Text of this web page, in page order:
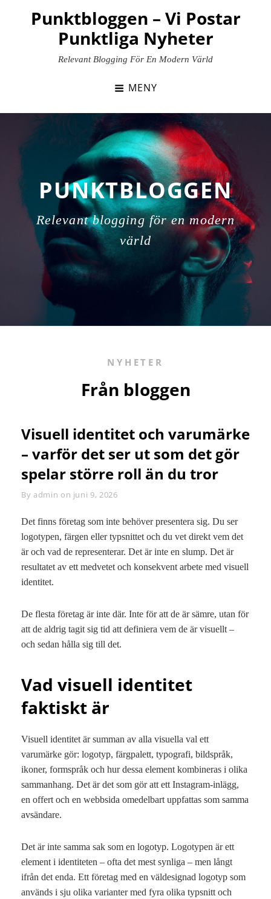
Punktbloggen – Vi Postar
Punktliga Nyheter
Relevant Blogging För En Modern Värld
MENY
PUNKTBLOGGEN
Relevant blogging för en modern
värld
NYHETER
Från bloggen
Visuell identitet och varumärke
– varför det ser ut som det gör
spelar större roll än du tror
By Byline
admin on juni 9, 2026
Det finns företag som inte behöver presentera sig. Du ser
logotypen, färgen eller typsnittet och du vet direkt vem det
är och vad de representerar. Det är inte en slump. Det är
resultatet av ett medvetet och konsekvent arbete med visuell
identitet.
De flesta företag är inte där. Inte för att de är sämre, utan för
att de aldrig tagit sig tid att definiera vem de är visuellt –
och sedan hålla sig till det.
Vad visuell identitet
faktiskt är
Visuell identitet är summan av alla visuella val ett
varumärke gör: logotyp, färgpalett, typografi, bildspråk,
ikoner, formspråk och hur dessa element kombineras i olika
sammanhang. Det är det som gör att ett Instagram-inlägg,
en offert och en webbsida omedelbart uppfattas som samma
avsändare.
Det är inte samma sak som en logotyp. Logotypen är ett
element i identiteten – ofta det mest synliga – men långt
ifrån det enda. Ett företag med en väldesignad logotyp som
används i sju olika varianter med fyra olika typsnitt och